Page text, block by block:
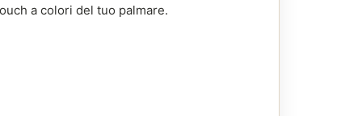
a colori del tuo palmare.